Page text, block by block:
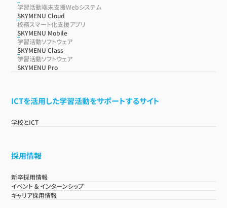
学習活動端末支援Webシステム
SKYMENU Cloud
校務スマート化支援アプリ
SKYMENU Mobile
学習活動ソフトウェア
SKYMENU Class
学習活動ソフトウェア
SKYMENU Pro
ICTを活用した学習活動をサポートするサイト
学校とICT
採用情報
新卒採用情報
イベント & インターンシップ
キャリア採用情報